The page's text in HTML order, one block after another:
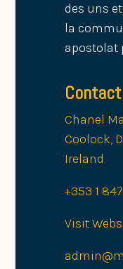
des uns
la
apostolat
Contact
Chanel
Coolock,
Ireland
+353 1
Visit